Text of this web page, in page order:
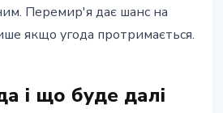
Перемир'я дає шанс на
якщо угода протримається.
і що буде далі